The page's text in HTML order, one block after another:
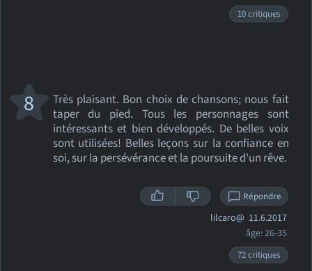
10 critiques
Très plaisant. Bon choix de chansons; nous fait
taper du pied. Tous les personnages sont
intéressants et bien développés. De belles voix
sont utilisées! Belles leçons sur la confiance en
soi, sur la persévérance et la poursuite d'un rêve.
8
Répondre
lilcaro@ 11.6.2017
âge: 26-35
72 critiques